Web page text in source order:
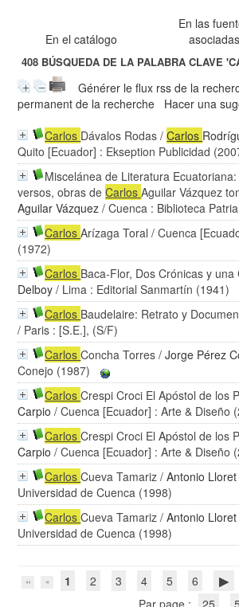
En el catálogo
En las
asociadas
408 BÚSQUEDA DE LA PALABRA CLAVE
Générer le flux rss de la
permanent de la recherche
Hacer una
Carlos Dávalos Rodas /Carlos
Quito [Ecuador] : Ekseption Publicidad
Miscelánea de Literatura
versos, obras deCarlosAguilar Vázquez
Aguilar Vázquez / Cuenca : Biblioteca
CarlosArízaga Toral / Cuenca
(1972)
Carlos Baca-Flor, Dos Crónicas y una
Delboy / Lima : Editorial Sanmartín (1941)
Carlos Baudelaire: Retrato y
/ Paris : [S.E.], (S/F)
CarlosConcha Torres /Jorge Pérez
Conejo (1987)
CarlosCrespi Croci El Apóstol de los
Carpio / Cuenca [Ecuador] : Arte & Diseño
CarlosCrespi Croci El Apóstol de los
Carpio / Cuenca [Ecuador] : Arte & Diseño
CarlosCueva Tamariz /Antonio
Universidad de Cuenca (1998)
CarlosCueva Tamariz /Antonio
Universidad de Cuenca (1998)
1 2 3 4 5 6
Par page :
25